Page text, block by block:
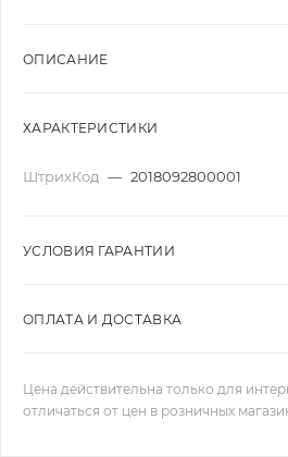
ОПИСАНИЕ
ХАРАКТЕРИСТИКИ
ШтрихКод — 2018092800001
УСЛОВИЯ ГАРАНТИИ
ОПЛАТА И ДОСТАВКА
Цена действительна только для
отличаться от цен в розничных